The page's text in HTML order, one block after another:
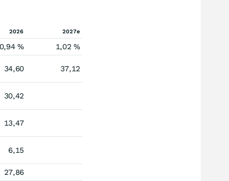
2026 2027e
% 1,02 %
34,60 37,12
30,42
13,47
6,15
27,86